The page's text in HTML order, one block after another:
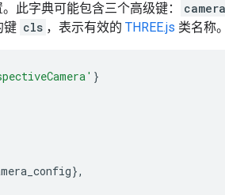
此字典可能包含三个高级键： camera
键 cls ，表示有效的 THREE.js 类名称。
}
},